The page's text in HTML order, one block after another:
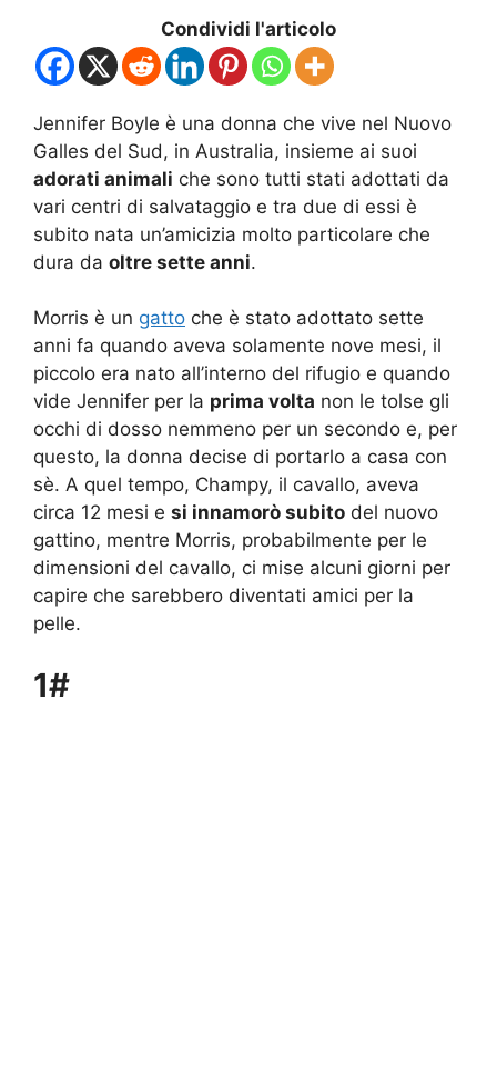
Condividi l'articolo
Jennifer Boyle è una donna che vive nel Nuovo
Galles del Sud, in Australia, insieme ai suoi
adorati animali che sono tutti stati adottati da
vari centri di salvataggio e tra due di essi è
subito nata un’amicizia molto particolare che
dura da oltre sette anni.
Morris è un gatto che è stato adottato sette
anni fa quando aveva solamente nove mesi, il
piccolo era nato all’interno del rifugio e quando
vide Jennifer per la prima volta non le tolse gli
occhi di dosso nemmeno per un secondo e, per
questo, la donna decise di portarlo a casa con
sè. A quel tempo, Champy, il cavallo, aveva
circa 12 mesi e si innamorò subito del nuovo
gattino, mentre Morris, probabilmente per le
dimensioni del cavallo, ci mise alcuni giorni per
capire che sarebbero diventati amici per la
pelle.
1#